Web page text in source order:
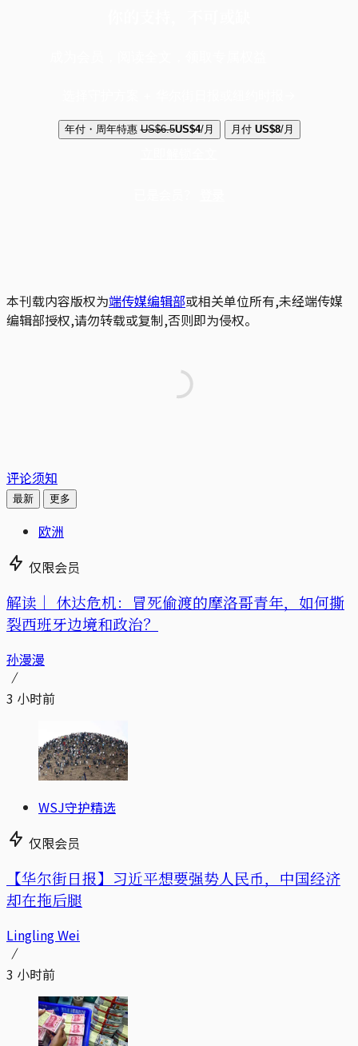
年付・周年特惠 US$6.5US$4/月 月付 US$8/月
本刊载内容版权为端传媒编辑部或相关单位所有,未经端传媒
编辑部授权,请勿转载或复制,否则即为侵权。
评论须知
最新 更多
欧洲
仅限会员
解读｜ 休达危机：冒死偷渡的摩洛哥青年，如何撕
裂西班牙边境和政治？
孙漫漫
3 小时前
WSJ守护精选
仅限会员
【华尔街日报】习近平想要强势人民币，中国经济
却在拖后腿
Lingling Wei
3 小时前